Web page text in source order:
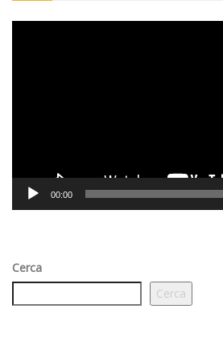
00:00
Cerca
Cerca